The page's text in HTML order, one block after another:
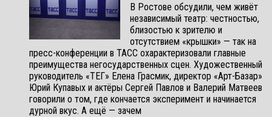
В Ростове обсудили, чем живёт
независимый театр: честностью,
близостью к зрителю и
отсутствием «крышки» — так на
пресс-конференции в ТАСС охарактеризовали главные
преимущества негосударственных сцен. Художественный
руководитель «ТЕГ» Елена Грасмик, директор «Арт-Базар»
Юрий Купавых и актёры Сергей Павлов и Валерий Матвеев
говорили о том, где кончается эксперимент и начинается
дурной вкус. А ещё — зачем